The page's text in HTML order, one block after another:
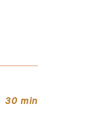
30 min